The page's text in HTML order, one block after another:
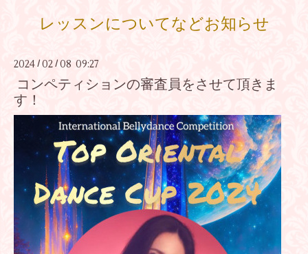
レッスンについてなどお知らせ
2024 / 02 /08 09:27
コンペティションの審査員をさせて頂きま
す！